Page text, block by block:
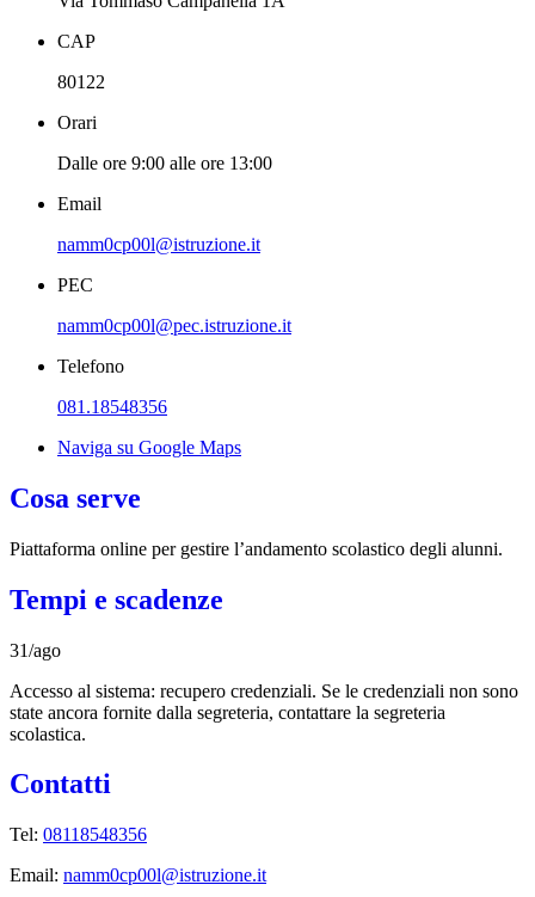
CAP
80122
Orari
Dalle ore 9:00 alle ore 13:00
Email
namm0cp00l@istruzione.it
PEC
namm0cp00l@pec.istruzione.it
Telefono
081.18548356
Naviga su Google Maps
Cosa serve
Piattaforma online per gestire l’andamento scolastico degli alunni.
Tempi e scadenze
31/ago
Accesso al sistema: recupero credenziali. Se le credenziali non sono
state ancora fornite dalla segreteria, contattare la segreteria
scolastica.
Contatti
Tel: 08118548356
Email: namm0cp00l@istruzione.it